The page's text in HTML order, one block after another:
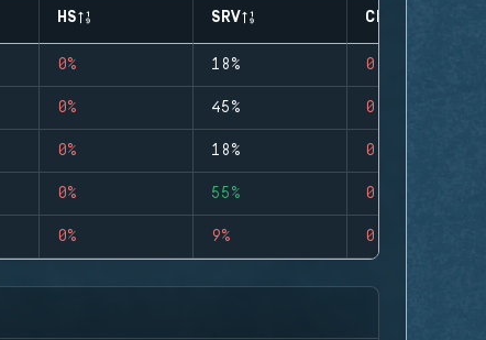
HS SRV CLUTCHES
0% 18% 0
0% 45% 0
0% 18% 0
0% 55% 0
0% 9% 0